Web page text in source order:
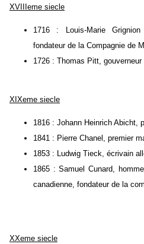
XVIIIeme siecle
1716 : Louis-Marie
fondateur de la Compagnie de
1726 : Thomas Pitt, gouverneur
XIXeme siecle
1816 : Johann Heinrich Abicht,
1841 : Pierre Chanel, premier
1853 : Ludwig Tieck, écrivain
1865 : Samuel Cunard,
canadienne, fondateur de la
XXeme siecle